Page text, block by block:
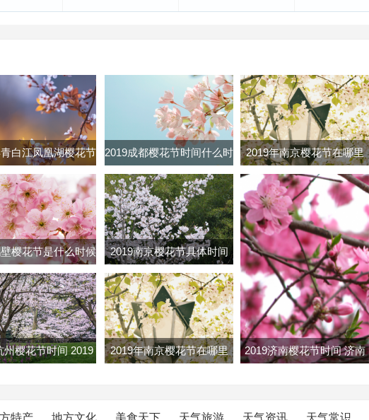
白江凤凰湖樱花节
候 2019青白江樱花
节时间及票价
2019成都樱花节时间什么时
候 成都樱花节时间地点门
票
樱花节是什么时候
鹤壁市樱花节几号
2019南京樱花节具体时间
2019南京鸡鸣寺樱花几月开
州樱花节时间 2019 2019年南京樱花节在哪里
2019年南京樱花节在哪里
南京各大樱花节地址路线及
门票
2019济南樱花节时间 济南
特产 地方文化 美食天下 天气旅游 天气资讯 天气常识